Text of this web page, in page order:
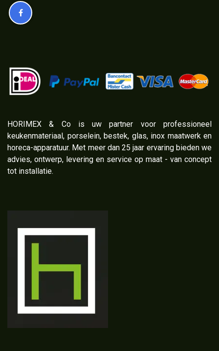
​HORIMEX & Co is uw partner voor professioneel
keukenmateriaal, porselein, bestek, glas, inox maatwerk en
horeca-apparatuur. Met meer dan 25 jaar ervaring bieden we
advies, ontwerp, levering en service op maat - van concept
tot installatie.